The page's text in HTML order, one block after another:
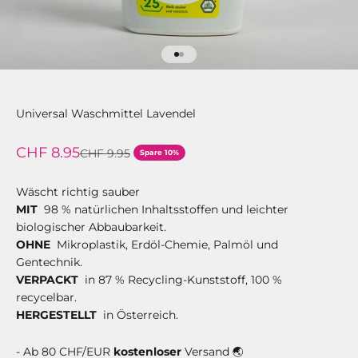
Gehe zu Element 1
Gehe zu Element 2
Universal Waschmittel Lavendel
Angebot
CHF 8.95Regulärer Preis
CHF 9.95 Spare 10%
Wäscht richtig sauber
MIT 98 % natürlichen Inhaltsstoffen und leichter
biologischer Abbaubarkeit.
OHNE Mikroplastik, Erdöl-Chemie, Palmöl und
Gentechnik.
VERPACKT in 87 % Recycling-Kunststoff, 100 %
recycelbar.
HERGESTELLT in Österreich.
- Ab 80 CHF/EUR kostenloser Versand 🌏